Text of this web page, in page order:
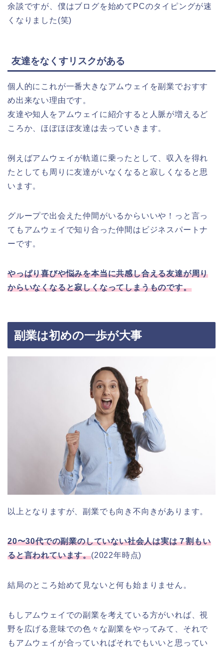
余談ですが、僕はブログを始めてPCのタイピングが速
くなりました(笑)
友達をなくすリスクがある
個人的にこれが一番大きなアムウェイを副業でおすす
め出来ない理由です。
友達や知人をアムウェイに紹介すると人脈が増えるど
ころか、ほぼほぼ友達は去っていきます。
例えばアムウェイが軌道に乗ったとして、収入を得れ
たとしても周りに友達がいなくなると寂しくなると思
います。
グループで出会えた仲間がいるからいいや！っと言っ
てもアムウェイで知り合った仲間はビジネスパートナ
ーです。
やっぱり喜びや悩みを本当に共感し合える友達が周り
からいなくなると寂しくなってしまうものです。
副業は初めの一歩が大事
以上となりますが、副業でも向き不向きがあります。
20〜30代での副業のしていない社会人は実は７割もい
ると言われています。(2022年時点)
結局のところ始めて見ないと何も始まりません。
もしアムウェイでの副業を考えている方がいれば、視
野を広げる意味での色々な副業をやってみて、それで
もアムウェイが合っていればそれでもいいと思ってい